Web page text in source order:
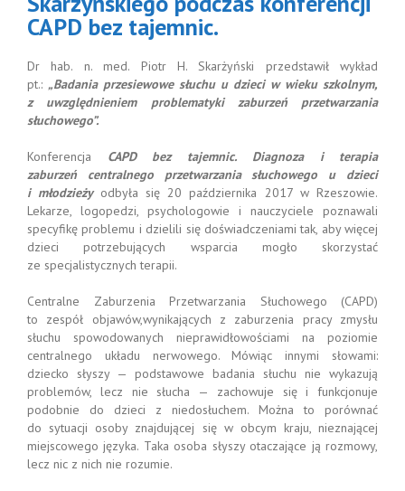
CAPD bez tajemnic.
Dr hab. n. med. Piotr H. Skarżyński przedstawił wykład
pt.: „Badania przesiewowe słuchu u dzieci w wieku szkolnym,
z uwzględnieniem problematyki zaburzeń przetwarzania
słuchowego”.
Konferencja CAPD bez tajemnic.
Diagnoza i terapia
zaburzeń centralnego przetwarzania słuchowego u dzieci
i młodzieży odbyła się 20 października 2017 w Rzeszowie.
Lekarze, logopedzi, psychologowie i nauczyciele poznawali
specyfikę problemu i dzielili się doświadczeniami tak, aby więcej
dzieci potrzebujących wsparcia mogło skorzystać
ze specjalistycznych terapii.
Centralne Zaburzenia Przetwarzania Słuchowego (CAPD)
to zespół objawów,wynikających z zaburzenia pracy zmysłu
słuchu spowodowanych nieprawidłowościami na poziomie
centralnego układu nerwowego. Mówiąc innymi słowami:
dziecko słyszy — podstawowe badania słuchu nie wykazują
problemów, lecz nie słucha — zachowuje się i funkcjonuje
podobnie do dzieci z niedosłuchem. Można to porównać
do sytuacji osoby znajdującej się w obcym kraju, nieznającej
miejscowego języka. Taka osoba słyszy otaczające ją rozmowy,
lecz nic z nich nie rozumie.